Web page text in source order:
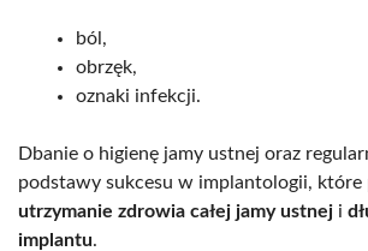
ból,
obrzęk,
oznaki infekcji.
Dbanie o higienę jamy ustnej oraz
podstawy sukcesu w implantologii, które
utrzymanie zdrowia całej jamy ustnej i
implantu.